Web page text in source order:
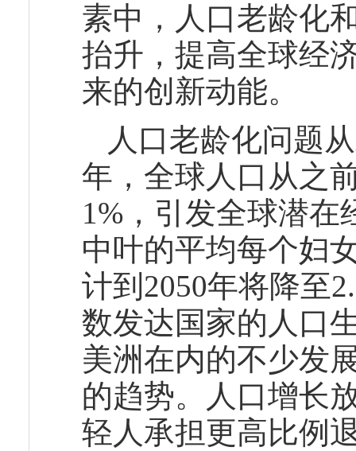
素中，人口老龄化
抬升，提高全球经
来的创新动能。
人口老龄化问题
年，全球人口从之
1%，引发全球潜在
中叶的平均每个妇
计到2050年将降至
数发达国家的人口
美洲在内的不少发
的趋势。人口增长
轻人承担更高比例